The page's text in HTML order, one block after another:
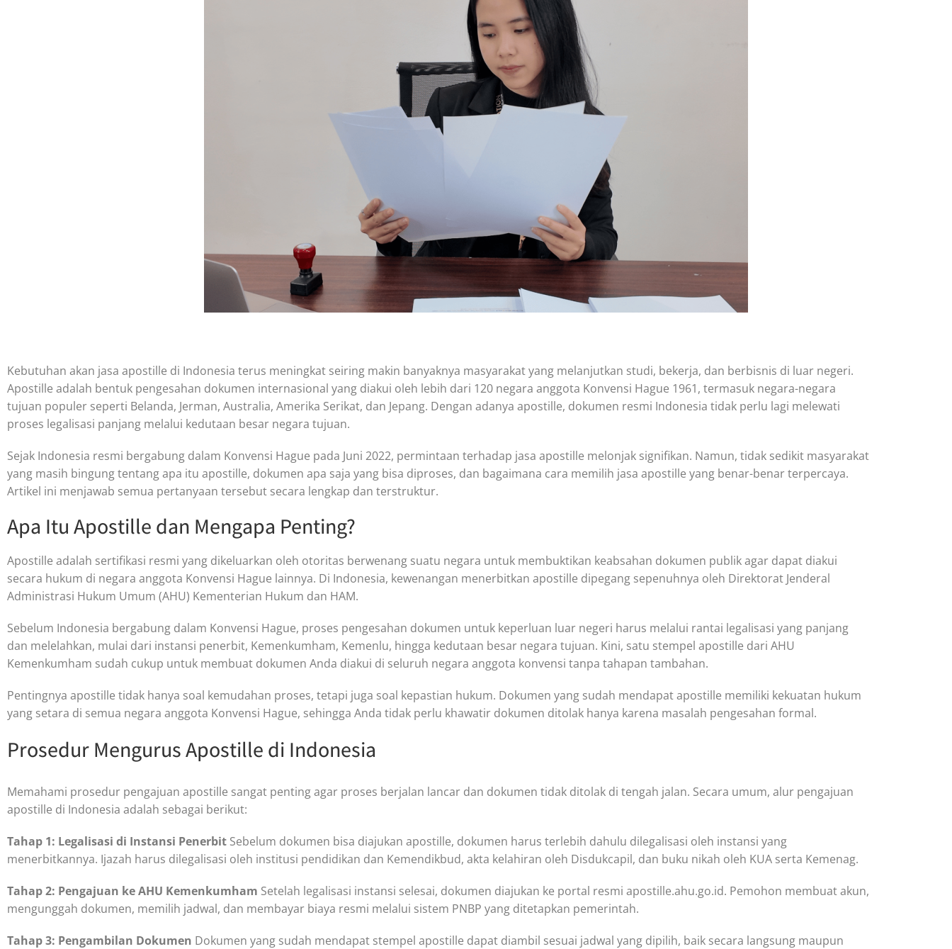
Kebutuhan akan jasa apostille di Indonesia terus meningkat seiring makin banyaknya masyarakat yang melanjutkan studi, bekerja, dan berbisnis di luar negeri.
Apostille adalah bentuk pengesahan dokumen internasional yang diakui oleh lebih dari 120 negara anggota Konvensi Hague 1961, termasuk negara-negara
tujuan populer seperti Belanda, Jerman, Australia, Amerika Serikat, dan Jepang. Dengan adanya apostille, dokumen resmi Indonesia tidak perlu lagi melewati
proses legalisasi panjang melalui kedutaan besar negara tujuan.
Sejak Indonesia resmi bergabung dalam Konvensi Hague pada Juni 2022, permintaan terhadap jasa apostille melonjak signifikan. Namun, tidak sedikit masyarakat
yang masih bingung tentang apa itu apostille, dokumen apa saja yang bisa diproses, dan bagaimana cara memilih jasa apostille yang benar-benar terpercaya.
Artikel ini menjawab semua pertanyaan tersebut secara lengkap dan terstruktur.
Apa Itu Apostille dan Mengapa Penting?
Apostille adalah sertifikasi resmi yang dikeluarkan oleh otoritas berwenang suatu negara untuk membuktikan keabsahan dokumen publik agar dapat diakui
secara hukum di negara anggota Konvensi Hague lainnya. Di Indonesia, kewenangan menerbitkan apostille dipegang sepenuhnya oleh Direktorat Jenderal
Administrasi Hukum Umum (AHU) Kementerian Hukum dan HAM.
Sebelum Indonesia bergabung dalam Konvensi Hague, proses pengesahan dokumen untuk keperluan luar negeri harus melalui rantai legalisasi yang panjang
dan melelahkan, mulai dari instansi penerbit, Kemenkumham, Kemenlu, hingga kedutaan besar negara tujuan. Kini, satu stempel apostille dari AHU
Kemenkumham sudah cukup untuk membuat dokumen Anda diakui di seluruh negara anggota konvensi tanpa tahapan tambahan.
Pentingnya apostille tidak hanya soal kemudahan proses, tetapi juga soal kepastian hukum. Dokumen yang sudah mendapat apostille memiliki kekuatan hukum
yang setara di semua negara anggota Konvensi Hague, sehingga Anda tidak perlu khawatir dokumen ditolak hanya karena masalah pengesahan formal.
Prosedur Mengurus Apostille di Indonesia
Memahami prosedur pengajuan apostille sangat penting agar proses berjalan lancar dan dokumen tidak ditolak di tengah jalan. Secara umum, alur pengajuan
apostille di Indonesia adalah sebagai berikut:
Tahap 1: Legalisasi di Instansi Penerbit Sebelum dokumen bisa diajukan apostille, dokumen harus terlebih dahulu dilegalisasi oleh instansi yang
menerbitkannya. Ijazah harus dilegalisasi oleh institusi pendidikan dan Kemendikbud, akta kelahiran oleh Disdukcapil, dan buku nikah oleh KUA serta Kemenag.
Tahap 2: Pengajuan ke AHU Kemenkumham Setelah legalisasi instansi selesai, dokumen diajukan ke portal resmi apostille.ahu.go.id. Pemohon membuat akun,
mengunggah dokumen, memilih jadwal, dan membayar biaya resmi melalui sistem PNBP yang ditetapkan pemerintah.
Tahap 3: Pengambilan Dokumen Dokumen yang sudah mendapat stempel apostille dapat diambil sesuai jadwal yang dipilih, baik secara langsung maupun